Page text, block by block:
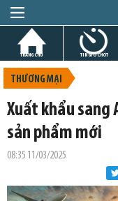
TRANG CHỦ TIN GIỜ CHÓT
THƯƠNG MẠI
Xuất khẩu sang
sản phẩm mới
08:35 11/03/2025